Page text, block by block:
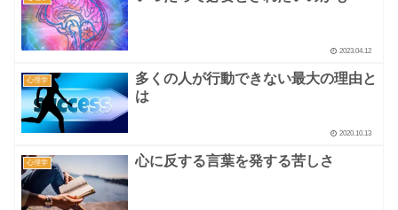
2023.04.12
心理学
多くの人が行動できない最大の理由と
は
2020.10.13
心理学 心に反する言葉を発する苦しさ